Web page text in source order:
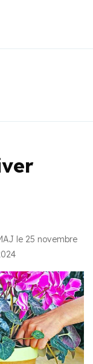
le 25 novembre